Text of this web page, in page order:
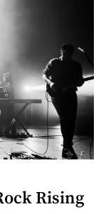
Rising